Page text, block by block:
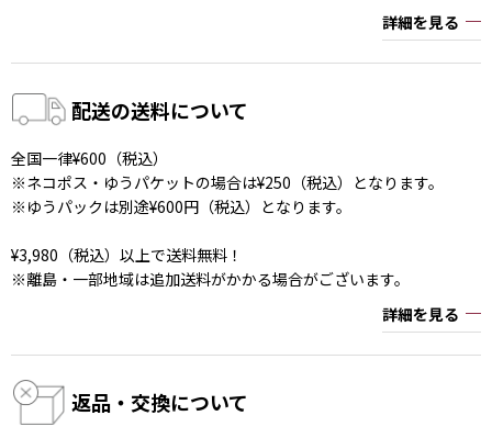
詳細を見る
配送の送料について
全国一律¥600（税込）
※ネコポス・ゆうパケットの場合は¥250（税込）となります。
※ゆうパックは別途¥600円（税込）となります。
¥3,980（税込）以上で送料無料！
※離島・一部地域は追加送料がかかる場合がございます。
詳細を見る
返品・交換について